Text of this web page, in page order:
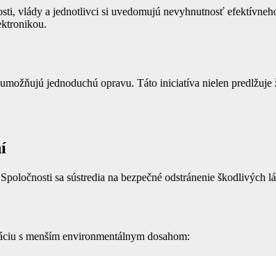
vlády a jednotlivci si uvedomujú nevyhnutnosť
jednoduchú opravu. Táto iniciatíva nielen
sa sústredia na bezpečné odstránenie
s menším environmentálnym dosahom: